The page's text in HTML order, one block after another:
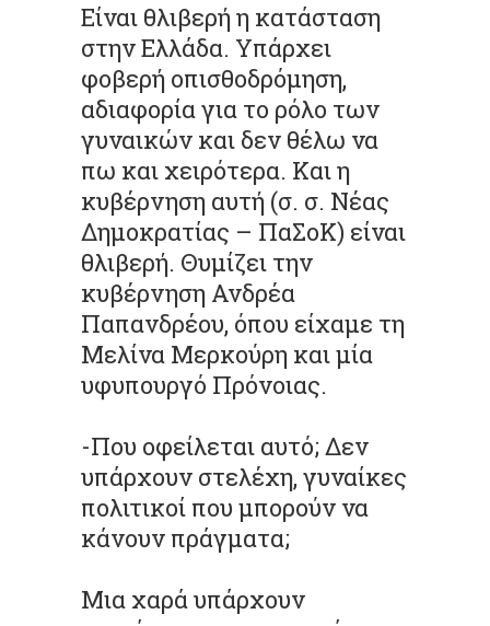
Είναι θλιβερή η κατάσταση
στην Ελλάδα. Υπάρχει
φοβερή οπισθοδρόμηση,
αδιαφορία για το ρόλο των
γυναικών και δεν θέλω να
πω και χειρότερα. Και η
κυβέρνηση αυτή (σ. σ. Νέας
Δημοκρατίας – ΠαΣοΚ) είναι
θλιβερή. Θυμίζει την
κυβέρνηση Ανδρέα
Παπανδρέου, όπου είχαμε τη
Μελίνα Μερκούρη και μία
υφυπουργό Πρόνοιας.
-Που οφείλεται αυτό; Δεν
υπάρχουν στελέχη, γυναίκες
πολιτικοί που μπορούν να
κάνουν πράγματα;
Μια χαρά υπάρχουν